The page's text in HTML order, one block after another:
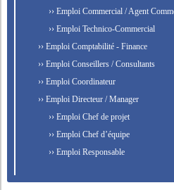
›› Emploi Commercial / Agent
›› Emploi Technico-Commercial
›› Emploi Comptabilité - Finance
›› Emploi Conseillers / Consultants
›› Emploi Coordinateur
›› Emploi Directeur / Manager
›› Emploi Chef de projet
›› Emploi Chef d’équipe
›› Emploi Responsable